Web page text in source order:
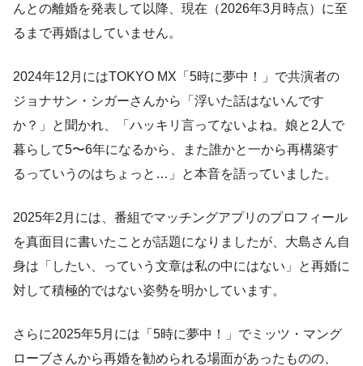
んとの離婚を発表して以降、現在（2026年3月時点）に至
るまで再婚はしていません。
2024年12月にはTOKYO MX「5時に夢中！」で共演者の
ジョナサン・シガーさんから「浮いた話はないんです
か？」と聞かれ、「ハッキリ言ってないよね。娘と2人で
暮らして5〜6年になるから、また誰かと一から再構築す
るっていうのはちょっと…」と本音を語っていました。
2025年2月には、番組でマッチングアプリのプロフィール
を真面目に書いたことが話題になりましたが、大島さん自
身は「したい、っていう文章は私の中にはない」と再婚に
対して積極的ではない姿勢を明かしています。
さらに2025年5月には「5時に夢中！」でミッツ・マング
ローブさんから再婚を勧められる場面があったものの、